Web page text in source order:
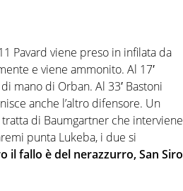
Pavard viene preso in infilata da
e viene ammonito. Al 17′
mano di Orban. Al 33′ Bastoni
anche l’altro difensore. Un
di Baumgartner che interviene
punta Lukeba, i due si
il fallo è del nerazzurro, San Siro